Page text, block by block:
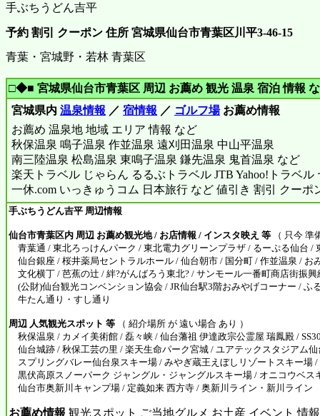
手ぶちうどん吉平
予約 割引 クーポン 住所 宮城県仙台市青葉区川平3-46-15
青葉・宮城野・若林 青葉区
□◆■ 宮城県仙台市青葉区 周辺 お薦め 観光 温泉 宿泊 情報
宮城県内 温泉情報 ／ 宿情報 ／ ゴルフ場お薦め情報
お薦め 温泉地 地域 エリア 情報 など
秋保温泉 鳴子温泉 作並温泉 遠刈田温泉 中山平温泉
南三陸温泉 松島温泉 東鳴子温泉 鎌先温泉 鬼首温泉 など
楽天トラベル じゃらん るるぶトラベル JTB Yahoo!トラベル
一休.com いっきゅうコム 日本旅行 など 値引き 割引 クーポ
手ぶちうどん吉平 周辺情報
仙台市青葉区内 周辺 お薦め観光地 / お店情報 / インスタ映え 等 （ 只今 準
青葉通 / 東北ろっけんパーク / 東北電力グリーンプラザ / るーぷる仙台 /
仙台銀座 / 桜井薬局セントラルホール / 仙台朝市 / 国分町 / 作並温泉 / お
文化横丁 / 芭蕉の辻 / 絆?がんばろう東北? / サンモール一番町商店街振興
(公財)仙台観光コンベンション協会 / JR仙台駅3階おみやげコーナー / ふ
牛たん通り・すし通り
周辺 人気観光スポット 等 （ 紹介場所 が 遠い場合 あり ）
秋保温泉 / カメイ美術館 / 磊々峡 / 仙台藩祖 伊達政宗公霊屋 瑞鳳殿 /
仙台城跡 / 秋保工芸の里 / 楽天生命パーク宮城 / ユアテックスタジアム
スプリングバレー仙台泉スキー場 / みやぎ蔵王えぼしリゾートスキー場 /
黒伏高原スノーパーク ジャングル・ジャングルスキー場 / オニコウベス
仙台市奥新川キャンプ場 / 定義如来 西方寺 / 奥新川ライン・新川ライン
お薦め情報 観光スポット ご当地グルメ お土産 イベント 情